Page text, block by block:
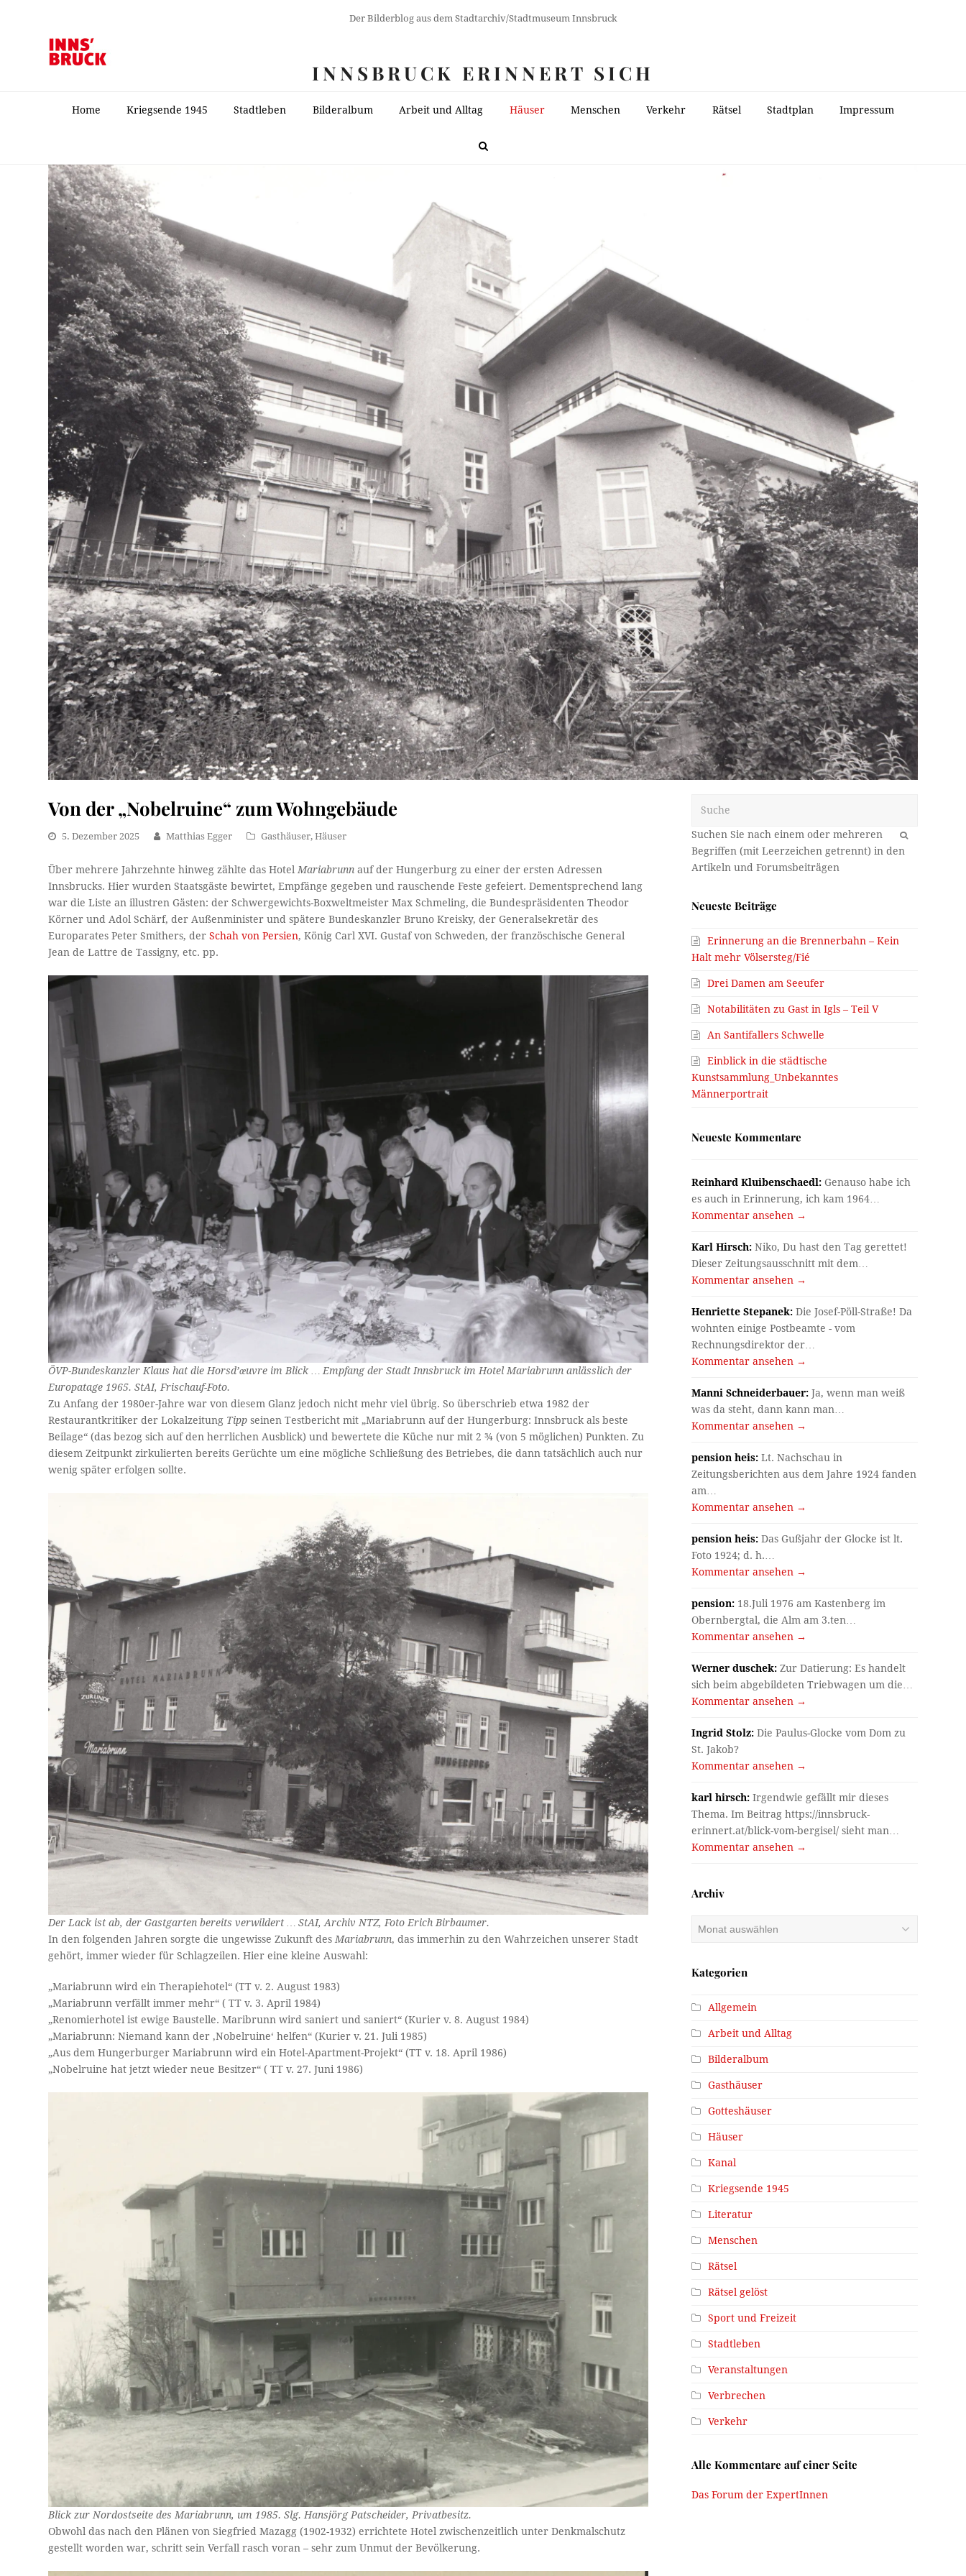
Der Bilderblog aus dem Stadtarchiv/Stadtmuseum Innsbruck
INNSBRUCK ERINNERT SICH
Home Kriegsende 1945 Stadtleben Bilderalbum Arbeit und Alltag Häuser Menschen Verkehr Rätsel Stadtplan Impressum
Von der „Nobelruine“ zum Wohngebäude
5. Dezember 2025 Matthias Egger Gasthäuser,Häuser
Über mehrere Jahrzehnte hinweg zählte das HotelMariabrunn auf der Hungerburg zu einer der ersten Adressen
Innsbrucks. Hier wurden Staatsgäste bewirtet, Empfänge gegeben und rauschende Feste gefeiert. Dementsprechend lang
war die Liste an illustren Gästen: der Schwergewichts-Boxweltmeister Max Schmeling, die Bundespräsidenten Theodor
Körner und Adol Schärf, der Außenminister und spätere Bundeskanzler Bruno Kreisky, der Generalsekretär des
Europarates Peter Smithers, derSchah von Persien, König Carl XVI. Gustaf von Schweden, der französchische General
Jean de Lattre de Tassigny, etc. pp.
ÖVP-Bundeskanzler Klaus hat die Horsd’œuvre im Blick … Empfang der Stadt Innsbruck im Hotel Mariabrunn anlässlich der
Europatage 1965. StAI, Frischauf-Foto.
Zu Anfang der 1980er-Jahre war von diesem Glanz jedoch nicht mehr viel übrig. So überschrieb etwa 1982 der
Restaurantkritiker der Lokalzeitung Tipp seinen Testbericht mit „Mariabrunn auf der Hungerburg: Innsbruck als beste
Beilage“ (das bezog sich auf den herrlichen Ausblick) und bewertete die Küche nur mit 2 ¾ (von 5 möglichen) Punkten. Zu
diesem Zeitpunkt zirkulierten bereits Gerüchte um eine mögliche Schließung des Betriebes, die dann tatsächlich auch nur
wenig später erfolgen sollte.
Der Lack ist ab, der Gastgarten bereits verwildert … StAI, Archiv NTZ, Foto Erich Birbaumer.
In den folgenden Jahren sorgte die ungewisse Zukunft desMariabrunn, das immerhin zu den Wahrzeichen unserer Stadt
gehört, immer wieder für Schlagzeilen. Hier eine kleine Auswahl:
„Mariabrunn wird ein Therapiehotel“ (TT v. 2. August 1983)
„Mariabrunn verfällt immer mehr“ ( TT v. 3. April 1984)
„Renomierhotel ist ewige Baustelle. Maribrunn wird saniert und saniert“ (Kurier v. 8. August 1984)
„Mariabrunn: Niemand kann der ‚Nobelruine‘ helfen“ (Kurier v. 21. Juli 1985)
„Aus dem Hungerburger Mariabrunn wird ein Hotel-Apartment-Projekt“ (TT v. 18. April 1986)
„Nobelruine hat jetzt wieder neue Besitzer“ ( TT v. 27. Juni 1986)
Blick zur Nordostseite des Mariabrunn, um 1985. Slg. Hansjörg Patscheider, Privatbesitz.
Obwohl das nach den Plänen von Siegfried Mazagg (1902-1932) errichtete Hotel zwischenzeitlich unter Denkmalschutz
gestellt worden war, schritt sein Verfall rasch voran – sehr zum Unmut der Bevölkerung.
OK
Neueste Beiträge
Erinnerung an die Brennerbahn – Kein
Halt mehr Völsersteg/Fié
Drei Damen am Seeufer
Notabilitäten zu Gast in Igls – Teil V
An Santifallers Schwelle
Einblick in die städtische
Kunstsammlung_Unbekanntes
Männerportrait
Neueste Kommentare
Reinhard Kluibenschaedl: Genauso habe ich
es auch in Erinnerung, ich kam 1964…
Kommentar ansehen →
Karl Hirsch: Niko, Du hast den Tag gerettet!
Dieser Zeitungsausschnitt mit dem…
Kommentar ansehen →
Henriette Stepanek: Die Josef-Pöll-Straße! Da
wohnten einige Postbeamte - vom
Rechnungsdirektor der…
Kommentar ansehen →
Manni Schneiderbauer: Ja, wenn man weiß
was da steht, dann kann man…
Kommentar ansehen →
pension heis: Lt. Nachschau in
Zeitungsberichten aus dem Jahre 1924 fanden
am…
Kommentar ansehen →
pension heis: Das Gußjahr der Glocke ist lt.
Foto 1924; d. h.…
Kommentar ansehen →
pension: 18.Juli 1976 am Kastenberg im
Obernbergtal, die Alm am 3.ten…
Kommentar ansehen →
Werner duschek: Zur Datierung: Es handelt
sich beim abgebildeten Triebwagen um die…
Kommentar ansehen →
Ingrid Stolz: Die Paulus-Glocke vom Dom zu
St. Jakob?
Kommentar ansehen →
karl hirsch: Irgendwie gefällt mir dieses
Thema. Im Beitrag https://innsbruck-
erinnert.at/blick-vom-bergisel/ sieht man…
Kommentar ansehen →
Archiv
Kategorien
Allgemein
Arbeit und Alltag
Bilderalbum
Gasthäuser
Gotteshäuser
Häuser
Kanal
Kriegsende 1945
Literatur
Menschen
Rätsel
Rätsel gelöst
Sport und Freizeit
Stadtleben
Veranstaltungen
Verbrechen
Verkehr
Alle Kommentare auf einer Seite
Das Forum der ExpertInnen